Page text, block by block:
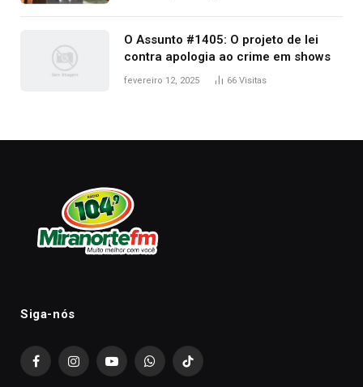
O Assunto #1405: O projeto de lei
contra apologia ao crime em shows
fevereiro 12, 2025 66 Visitas
Siga-nós
FacebookInstagramYouTubeWhatsAppTikTok